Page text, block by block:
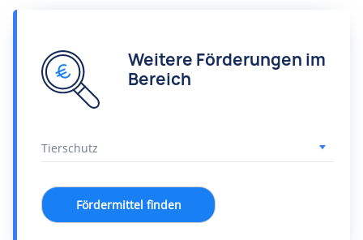
Weitere Förderungen im
Bereich
Fördermittel finden